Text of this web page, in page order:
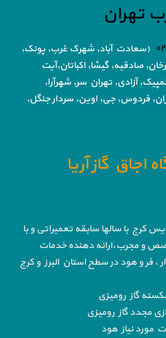
تهران
(سعادت آباد, شهرک غرب, پونک,
صادقیه, گیشا, اکباتان,آیت
آزادی, تهران سر, شهرآرا,
فردوس, جی, اوین, سردار جنگل,
اجاق گاز آریا
کرج با سالها سابقه تعمیراتی و با
و مجرب،ارائه دهنده خدمات
، فر و هود در سطح استان البرز و کرج
گاز رومیزی
مجدد گاز رومیزی
نیاز هود